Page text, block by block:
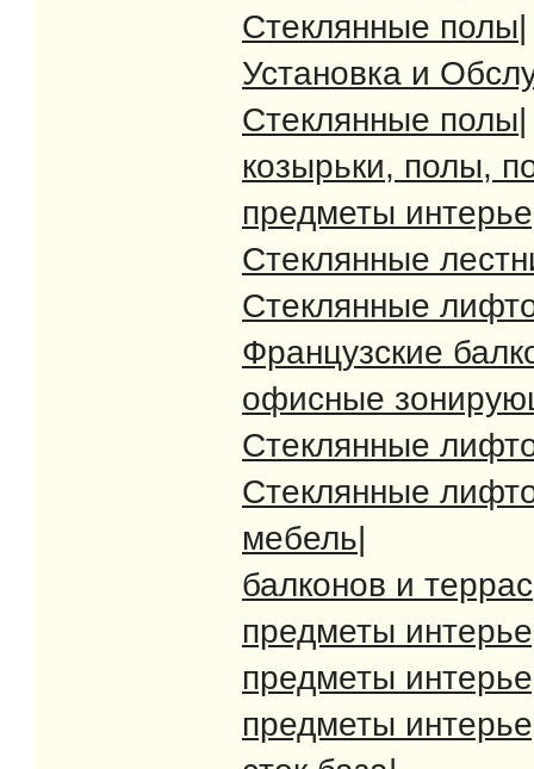
Стеклянные полы|
Установка и
Стеклянные полы|
козырьки, полы,
предметы
Стеклянные
Стеклянные
Французские
офисные
Стеклянные
Стеклянные
мебель|
балконов и террас
предметы
предметы
предметы